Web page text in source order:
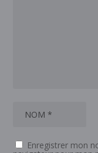
Enregistrer mon